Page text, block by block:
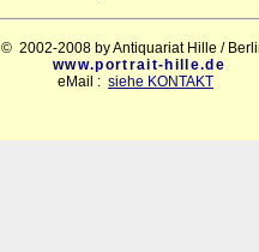
© 2002-2008 by Antiquariat Hille /
www.portrait-hille.de
eMail : siehe KONTAKT